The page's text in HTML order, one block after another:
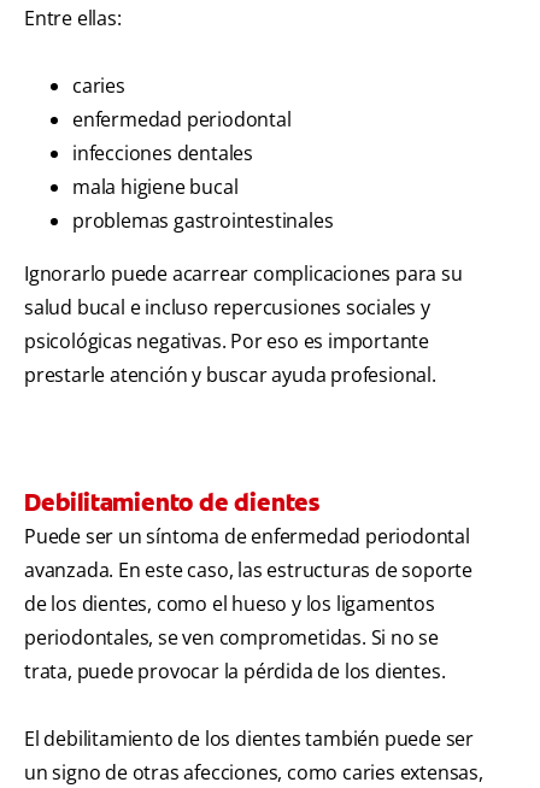
Entre ellas:
caries
enfermedad periodontal
infecciones dentales
mala higiene bucal
problemas gastrointestinales
Ignorarlo puede acarrear complicaciones para su
salud bucal e incluso repercusiones sociales y
psicológicas negativas. Por eso es importante
prestarle atención y buscar ayuda profesional.
Debilitamiento de dientes
Puede ser un síntoma de enfermedad periodontal
avanzada. En este caso, las estructuras de soporte
de los dientes, como el hueso y los ligamentos
periodontales, se ven comprometidas. Si no se
trata, puede provocar la pérdida de los dientes.
El debilitamiento de los dientes también puede ser
un signo de otras afecciones, como caries extensas,